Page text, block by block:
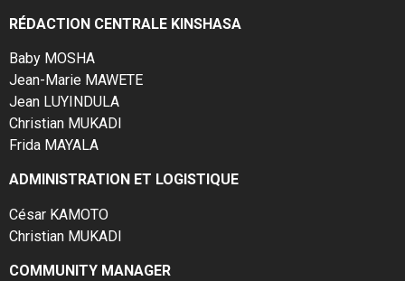
RÉDACTION CENTRALE KINSHASA
Baby MOSHA
Jean-Marie MAWETE
Jean LUYINDULA
Christian MUKADI
Frida MAYALA
ADMINISTRATION ET LOGISTIQUE
César KAMOTO
Christian MUKADI
COMMUNITY MANAGER